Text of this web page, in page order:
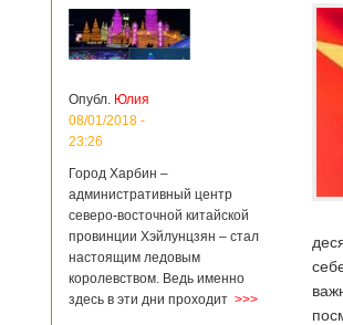
Опубл. Юлия
08/01/2018 -
23:26
Город Харбин –
административный центр
северо-восточной китайской
провинции Хэйлунцзян – стал
настоящим ледовым
королевством. Ведь именно
здесь в эти дни проходит >>>